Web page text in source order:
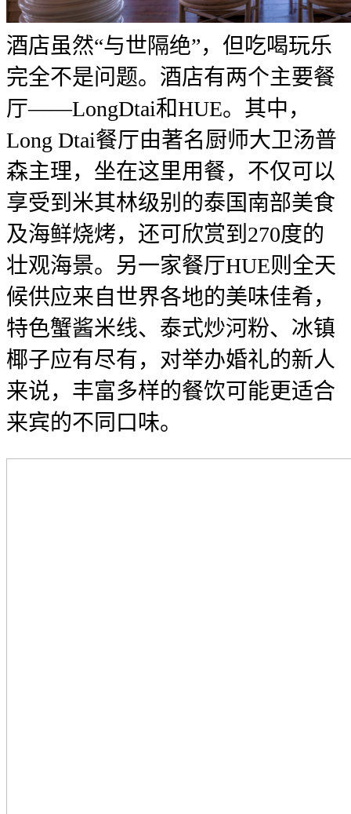
酒店虽然“与世隔绝”，但吃喝玩乐
完全不是问题。酒店有两个主要餐
厅——LongDtai和HUE。其中，
Long Dtai餐厅由著名厨师大卫汤普
森主理，坐在这里用餐，不仅可以
享受到米其林级别的泰国南部美食
及海鲜烧烤，还可欣赏到270度的
壮观海景。另一家餐厅HUE则全天
候供应来自世界各地的美味佳肴，
特色蟹酱米线、泰式炒河粉、冰镇
椰子应有尽有，对举办婚礼的新人
来说，丰富多样的餐饮可能更适合
来宾的不同口味。